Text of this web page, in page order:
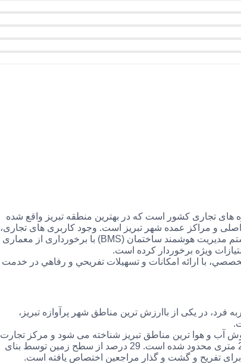
های تجاری کشور است که در بهترین منطقه تبریز واقع شده
و مراکز عمده شهر تبریز است. وجود کاربری ‌های تجاری،
رفاهی و خدماتی در کنار هم و تنوع مساحت در هریک از کاربری ‌ها، سیستم مدیریت هوشمند ساختمان (BMS) با برخورداری از معماری
ویژه برخوردار کرده است.
با ارائه امكانات و تسهيلات تفريحي و رفاهي در خدمت
در یکی از باارزش ‌ترین مناطق شهر پرآوازه تبریز،
آب و هوا ترین مناطق تبریز شناخته می شود و مرکز تجارت
اطلس که در این منطقه واقع شده است از چهار طرف به خیابان های 20 متری محدود شده است. 29 درصد از سطح زمین توسط بنای